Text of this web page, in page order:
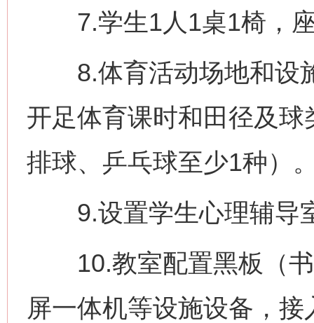
7.学生1人1桌1椅，座
8.体育活动场地和设
开足体育课时和田径及
排球、乒乓球至少1种）
9.设置学生心理辅导
10.教室配置黑板（书
屏一体机等设施设备，